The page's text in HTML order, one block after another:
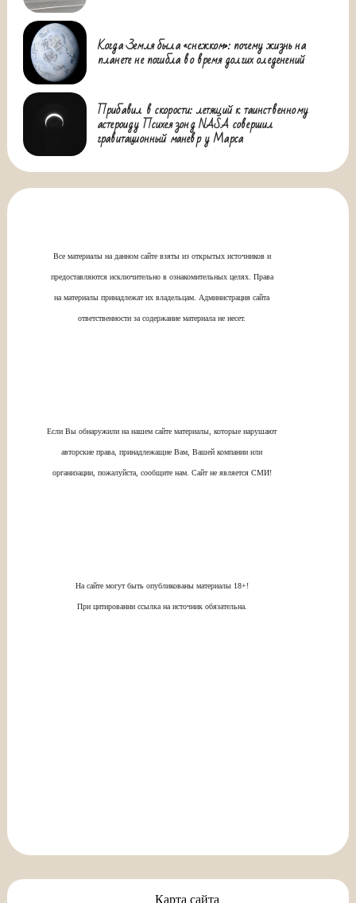
Когда Земля была «снежком»: почему жизнь на
планете не погибла во время долгих оледенений
Прибавил в скорости: летящий к таинственному
астероиду Психея зонд NASA совершил
гравитационный маневр у Марса
Все материалы на данном сайте взяты из открытых источников и
предоставляются исключительно в ознакомительных целях. Права
на материалы принадлежат их владельцам. Администрация сайта
ответственности за содержание материала не несет.
Если Вы обнаружили на нашем сайте материалы, которые нарушают
авторские права, принадлежащие Вам, Вашей компании или
организации, пожалуйста, сообщите нам. Сайт не является СМИ!
На сайте могут быть опубликованы материалы 18+!
При цитировании ссылка на источник обязательна.
Карта сайта